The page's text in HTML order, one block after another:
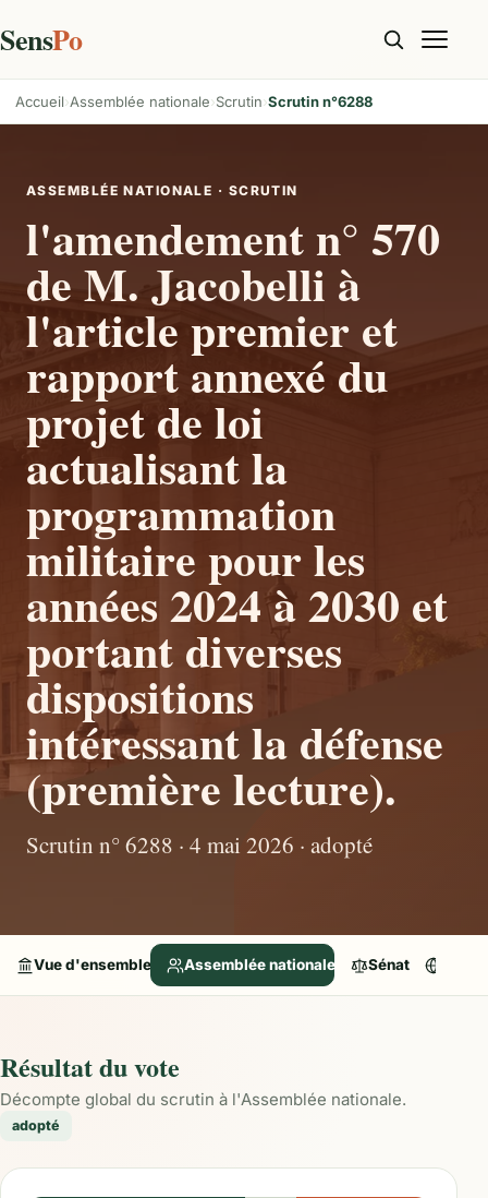
SensPo
Accueil Assemblée nationale Scrutin Scrutin n°6288
ASSEMBLÉE NATIONALE · SCRUTIN
l'amendement n° 570
de M. Jacobelli à
l'article premier et
rapport annexé du
projet de loi
actualisant la
programmation
militaire pour les
années 2024 à 2030 et
portant diverses
dispositions
intéressant la défense
(première lecture).
Scrutin n° 6288 · 4 mai 2026 · adopté
Vue d'ensemble Assemblée nationale Sénat
Résultat du vote
Décompte global du scrutin à l'Assemblée nationale.
adopté